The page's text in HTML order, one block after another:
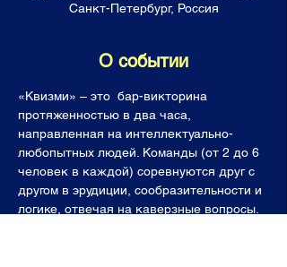
Санкт-Петербург, Россия
О событии
«Квизми» – это  бар-викторина
протяженностью в два часа,
направленная на интеллектуально-
любопытных людей. Команды (от 2 до 6
человек в каждой) соревнуются друг с
другом в эрудиции, сообразительности и
логике, отвечая на каверзные вопросы.